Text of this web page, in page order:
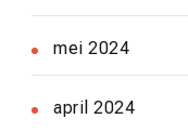
mei 2024
april 2024